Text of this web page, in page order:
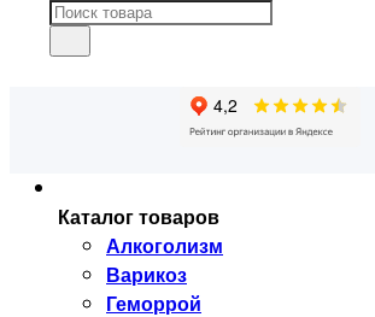
Каталог товаров
Алкоголизм
Варикоз
Геморрой